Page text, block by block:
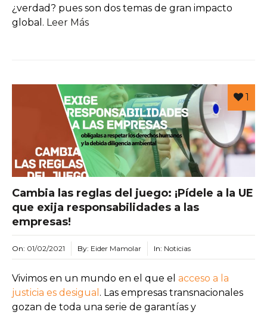
¿verdad? pues son dos temas de gran impacto
global. Leer Más
1
Cambia las reglas del juego: ¡Pídele a la UE
que exija responsabilidades a las
empresas!
On: 01/02/2021 By: Eider Mamolar In: Noticias
Vivimos en un mundo en el que el acceso a la
justicia es desigual . Las empresas transnacionales
gozan de toda una serie de garantías y